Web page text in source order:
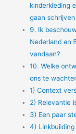
kinderkleding
gaan
9. Ik
Nederland en
vandaan?
10. Welke
ons te
1) Context
2) Relevantie
3) Een paar
4)